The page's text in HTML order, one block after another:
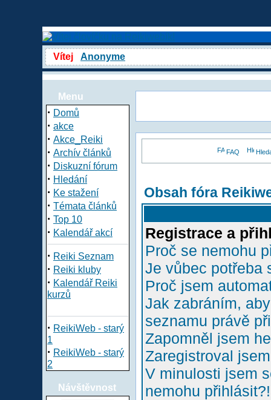
Vítej Anonyme
Menu
· Domů
· akce
· Akce_Reiki
· Archív článků
· Diskuzní fórum
· Hledání
· Ke stažení
· Témata článků
· Top 10
· Kalendář akcí
· Reiki Seznam
· Reiki kluby
· Kalendář Reiki
kurzů
· ReikiWeb - starý
1
· ReikiWeb - starý
2
Návštěvnost
FAQ
Obsah fóra
Registrace a
Proč se nemohu
Je vůbec potřeba
Proč jsem
Jak zabráním,
seznamu právě
Zapomněl jsem
Zaregistroval
V minulosti jsem
nemohu přihlásit?!